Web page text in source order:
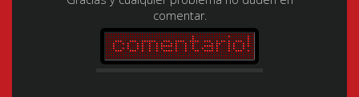
comentar.